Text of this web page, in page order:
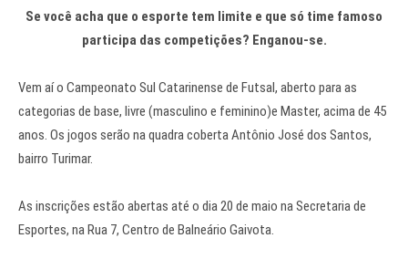
Se você acha que o esporte tem limite e que só time famoso
participa das competições? Enganou-se.
Vem aí o Campeonato Sul Catarinense de Futsal, aberto para as
categorias de base, livre (masculino e feminino)e Master, acima de 45
anos. Os jogos serão na quadra coberta Antônio José dos Santos,
bairro Turimar.
As inscrições estão abertas até o dia 20 de maio na Secretaria de
Esportes, na Rua 7, Centro de Balneário Gaivota.